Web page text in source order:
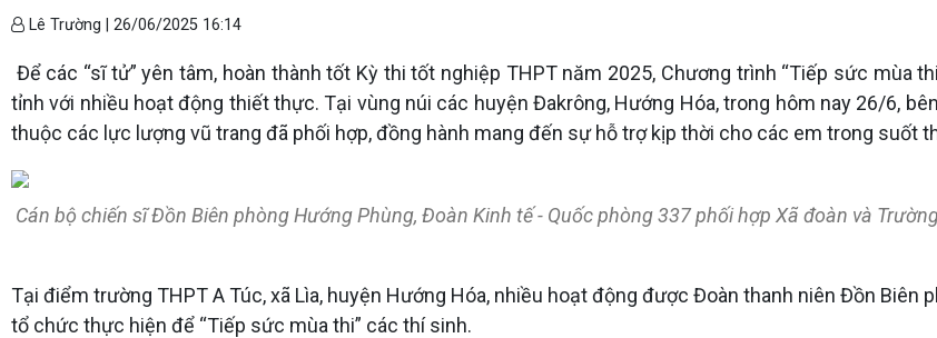
Lê Trường | 26/06/2025 16:14
Để các “sĩ tử” yên tâm, hoàn thành tốt Kỳ thi tốt nghiệp THPT năm 2025, Chương trình “Tiếp sức mùa
tỉnh với nhiều hoạt động thiết thực. Tại vùng núi các huyện Đakrông, Hướng Hóa, trong hôm nay 26/6,
thuộc các lực lượng vũ trang đã phối hợp, đồng hành mang đến sự hỗ trợ kịp thời cho các em trong suốt
Cán bộ chiến sĩ Đồn Biên phòng Hướng Phùng, Đoàn Kinh tế - Quốc phòng 337 phối hợp Xã đoàn và
Tại điểm trường THPT A Túc, xã Lìa, huyện Hướng Hóa, nhiều hoạt động được Đoàn thanh niên Đồn Biên
tổ chức thực hiện để “Tiếp sức mùa thi” các thí sinh.